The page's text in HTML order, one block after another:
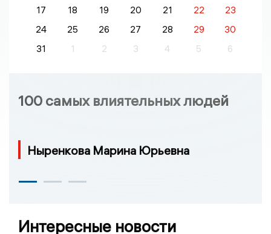
17
18 19 20 21 22
23
24
25 26 27 28 29
30
31
1 2 3 4 5 6
100 самых влиятельных людей
Ныренкова Марина Юрьевна
Интересные новости